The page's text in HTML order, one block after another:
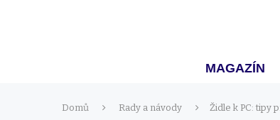
MAGAZÍN
Domů Rady a návody Židle k PC: tipy